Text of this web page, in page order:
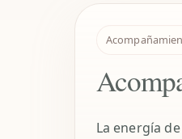
La energía